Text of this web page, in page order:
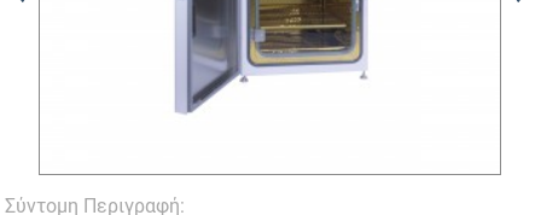
Σύντομη Περιγραφή: